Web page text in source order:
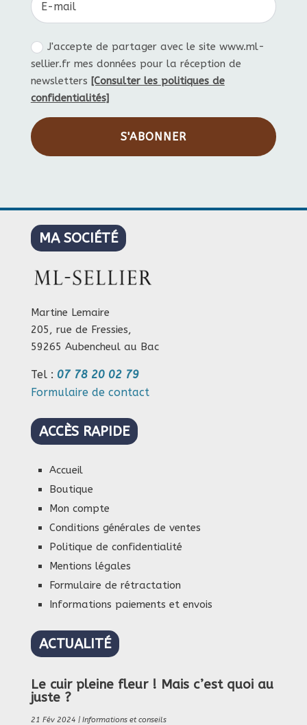
J'accepte de partager avec le site www.ml-
sellier.fr mes données pour la réception de
newsletters [Consulter les politiques de
confidentialités]
S'ABONNER
MA SOCIÉTÉ
Martine Lemaire
205, rue de Fressies,
59265 Aubencheul au Bac
Tel : 07 78 20 02 79
Formulaire de contact
ACCÈS RAPIDE
Accueil
Boutique
Mon compte
Conditions générales de ventes
Politique de confidentialité
Mentions légales
Formulaire de rétractation
Informations paiements et envois
ACTUALITÉ
Le cuir pleine fleur ! Mais c’est quoi au
juste ?
21 Fév 2024 | Informations et conseils